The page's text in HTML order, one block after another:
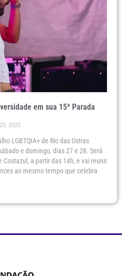
em sua 15ª Parada
2025
LGBTQIA+ de Rio das Ostras
e domingo, dias 27 e 28. Será
Costazul, a partir das 14h, e vai reunir
ao mesmo tempo que celebra